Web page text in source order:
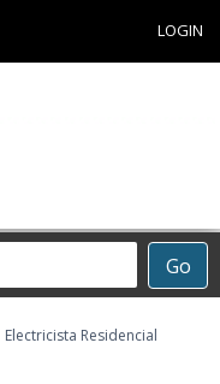
LOGIN
Go
Electricista Residencial